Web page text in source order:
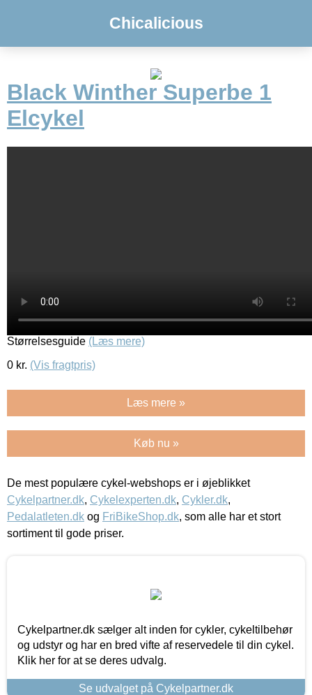
Chicalicious
Black Winther Superbe 1
Elcykel
Størrelsesguide (Læs mere)
0 kr. (Vis fragtpris)
Læs mere »
Køb nu »
De mest populære cykel-webshops er i øjeblikket
Cykelpartner.dk, Cykelexperten.dk, Cykler.dk,
Pedalatleten.dk og FriBikeShop.dk, som alle har et stort
sortiment til gode priser.
Cykelpartner.dk sælger alt inden for cykler, cykeltilbehør
og udstyr og har en bred vifte af reservedele til din cykel.
Klik her for at se deres udvalg.
Se udvalget på Cykelpartner.dk